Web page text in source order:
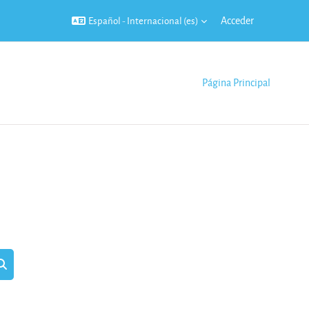
Español - Internacional ‎(es)‎ Acceder
Página Principal
cursos